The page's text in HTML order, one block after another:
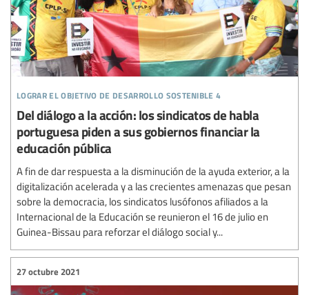
lograr el objetivo de desarrollo sostenible 4
Del diálogo a la acción: los sindicatos de habla
portuguesa piden a sus gobiernos financiar la
educación pública
A fin de dar respuesta a la disminución de la ayuda exterior, a la
digitalización acelerada y a las crecientes amenazas que pesan
sobre la democracia, los sindicatos lusófonos afiliados a la
Internacional de la Educación se reunieron el 16 de julio en
Guinea-Bissau para reforzar el diálogo social y...
27 octubre 2021